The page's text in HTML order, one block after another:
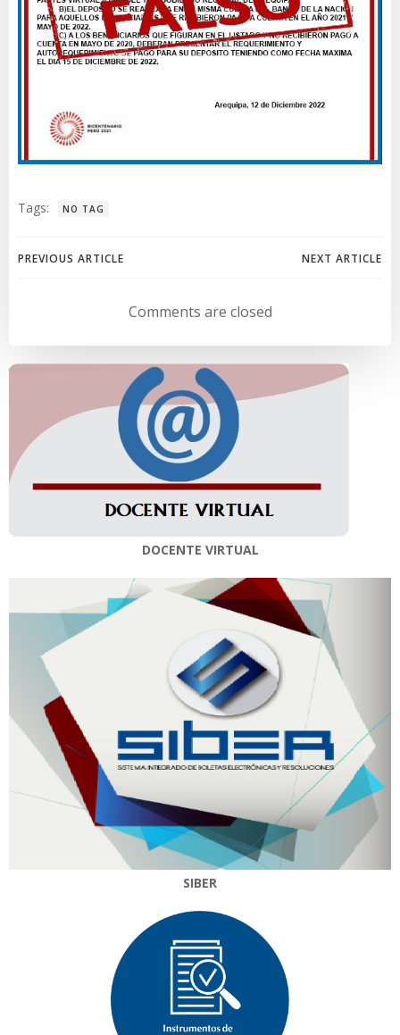
Tags: NO TAG
Navegación
entradas
PREVIOUS ARTICLE
Navegación
de
entradas
NEXT ARTICLE
Comments are closed
DOCENTE VIRTUAL
SIBER